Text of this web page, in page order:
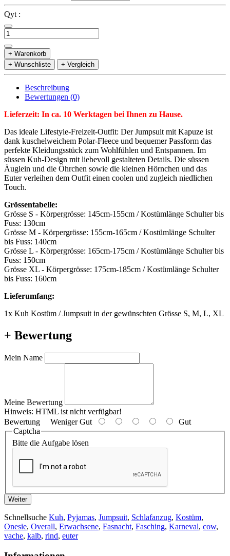
Qyt :
+ Warenkorb
+ Wunschliste
+ Vergleich
Beschreibung
Bewertungen (0)
Lieferzeit: In ca. 10 Werktagen bei Ihnen zu Hause.
Das ideale Lifestyle-Freizeit-Outfit: Der Jumpsuit mit Kapuze ist
dank kuschelweichem Polar-Fleece und bequemer Passform das
perfekte Kleidungsstück zum Wohlfühlen und Entspannen. Im
süssen Kuh-Design mit liebevoll gestalteten Details. Die süssen
Äuglein und die Öhrchen sowie die kleinen Hörnchen und das
Euter verleihen dem Outfit einen coolen und zugleich niedlichen
Touch.
Grössentabelle:
Grösse S - Körpergrösse: 145cm-155cm / Kostümlänge Schulter bis
Fuss: 130cm
Grösse M - Körpergrösse: 155cm-165cm / Kostümlänge Schulter
bis Fuss: 140cm
Grösse L - Körpergrösse: 165cm-175cm / Kostümlänge Schulter bis
Fuss: 150cm
Grösse XL - Körpergrösse: 175cm-185cm / Kostümlänge Schulter
bis Fuss: 160cm
Lieferumfang:
1x Kuh Kostüm / Jumpsuit in der gewünschten Grösse S, M, L, XL
+ Bewertung
Mein Name
Meine Bewertung
Hinweis: HTML ist nicht verfügbar!
Bewertung Weniger Gut
Gut
Captcha
Bitte die Aufgabe lösen
Weiter
Schnellsuche Kuh, Pyjamas, Jumpsuit, Schlafanzug, Kostüm,
Onesie, Overall, Erwachsene, Fasnacht, Fasching, Karneval, cow,
vache, kalb, rind, euter